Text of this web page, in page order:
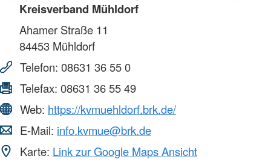
Kreisverband Mühldorf
Ahamer Straße 11
84453 Mühldorf
Telefon: 08631 36 55 0
Telefax: 08631 36 55 49
Web: https://kvmuehldorf.brk.de/
E-Mail: info.kvmue@brk.de
Karte: Link zur Google Maps Ansicht